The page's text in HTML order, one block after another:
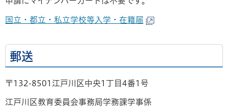
国立・都立・私立学校等入学・在籍届
郵送
〒132-8501江戸川区中央1丁目4番1号
江戸川区教育委員会事務局学務課学事係